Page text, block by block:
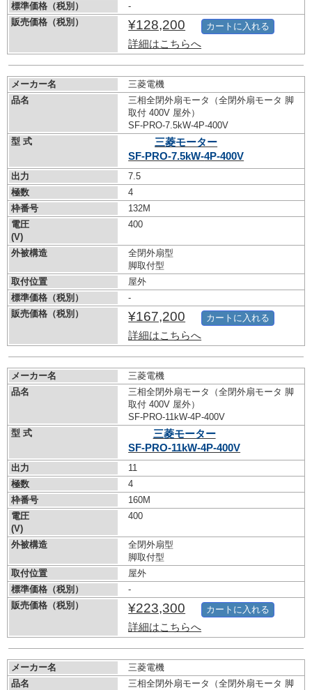
標準価格（税別）
-
販売価格（税別）
¥128,200
詳細はこちらへ
カートに入れる
メーカー名
三菱電機
品名
三相全閉外扇モータ（全閉外扇モータ 脚
取付 400V 屋外）
SF-PRO-7.5kW-4P-400V
型 式
三菱モーター
SF-PRO-7.5kW-4P-400V
出力
7.5
極数
4
枠番号
132M
電圧
(V)
400
外被構造
全閉外扇型
脚取付型
取付位置
屋外
標準価格（税別）
-
販売価格（税別）
¥167,200
詳細はこちらへ
カートに入れる
メーカー名
三菱電機
品名
三相全閉外扇モータ（全閉外扇モータ 脚
取付 400V 屋外）
SF-PRO-11kW-4P-400V
型 式
三菱モーター
SF-PRO-11kW-4P-400V
出力
11
極数
4
枠番号
160M
電圧
(V)
400
外被構造
全閉外扇型
脚取付型
取付位置
屋外
標準価格（税別）
-
販売価格（税別）
¥223,300
詳細はこちらへ
カートに入れる
メーカー名
三菱電機
品名
三相全閉外扇モータ（全閉外扇モータ 脚